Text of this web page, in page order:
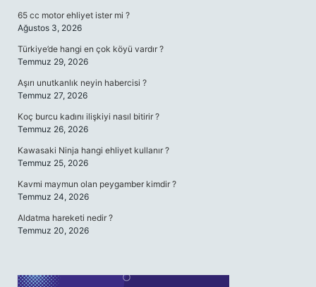
65 cc motor ehliyet ister mi ?
Ağustos 3, 2026
Türkiye’de hangi en çok köyü vardır ?
Temmuz 29, 2026
Aşırı unutkanlık neyin habercisi ?
Temmuz 27, 2026
Koç burcu kadını ilişkiyi nasıl bitirir ?
Temmuz 26, 2026
Kawasaki Ninja hangi ehliyet kullanır ?
Temmuz 25, 2026
Kavmi maymun olan peygamber kimdir ?
Temmuz 24, 2026
Aldatma hareketi nedir ?
Temmuz 20, 2026